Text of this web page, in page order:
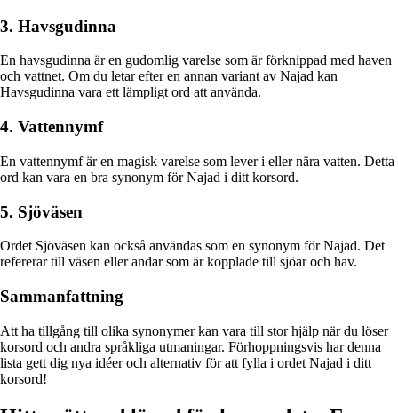
3. Havsgudinna
En havsgudinna är en gudomlig varelse som är förknippad med haven
och vattnet. Om du letar efter en annan variant av Najad kan
Havsgudinna vara ett lämpligt ord att använda.
4. Vattennymf
En vattennymf är en magisk varelse som lever i eller nära vatten. Detta
ord kan vara en bra synonym för Najad i ditt korsord.
5. Sjöväsen
Ordet Sjöväsen kan också användas som en synonym för Najad. Det
refererar till väsen eller andar som är kopplade till sjöar och hav.
Sammanfattning
Att ha tillgång till olika synonymer kan vara till stor hjälp när du löser
korsord och andra språkliga utmaningar. Förhoppningsvis har denna
lista gett dig nya idéer och alternativ för att fylla i ordet Najad i ditt
korsord!